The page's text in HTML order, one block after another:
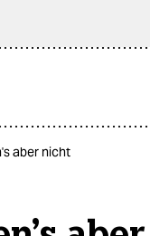
aber nicht